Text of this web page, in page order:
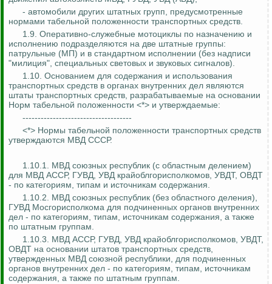
- автомобили других штатных групп, предусмотренные
нормами табельной положенности транспортных средств.
1.9. Оперативно-служебные мотоциклы по назначению и
исполнению подразделяются на две штатные группы:
патрульные (МП) и в стандартном исполнении (без надписи
"милиция", специальных световых и звуковых сигналов).
1.10. Основанием для содержания и использования
транспортных средств в органах внутренних дел являются
штаты транспортных средств, разрабатываемые на основании
Норм табельной положенности <*> и утверждаемые:
------------------------------------
<*> Нормы табельной положенности транспортных средств
утверждаются МВД СССР.
1.10.1. МВД союзных республик (с областным делением)
для МВД АССР, ГУВД, УВД крайоблгорисполкомов, УВДТ, ОВДТ
- по категориям, типам и источникам содержания.
1.10.2. МВД союзных республик (без областного деления),
ГУВД Мосгорисполкома для подчиненных органов внутренних
дел - по категориям, типам, источникам содержания, а также
по штатным группам.
1.10.3. МВД АССР, ГУВД, УВД крайоблгорисполкомов, УВДТ,
ОВДТ на основании штатов транспортных средств,
утвержденных МВД союзной республики, для подчиненных
органов внутренних дел - по категориям, типам, источникам
содержания, а также по штатным группам.